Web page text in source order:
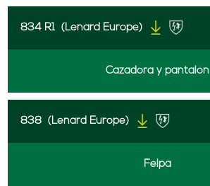
834 R1 (Lenard Europe)
Cazadora y pantalón
838 (Lenard Europe)
Felpa